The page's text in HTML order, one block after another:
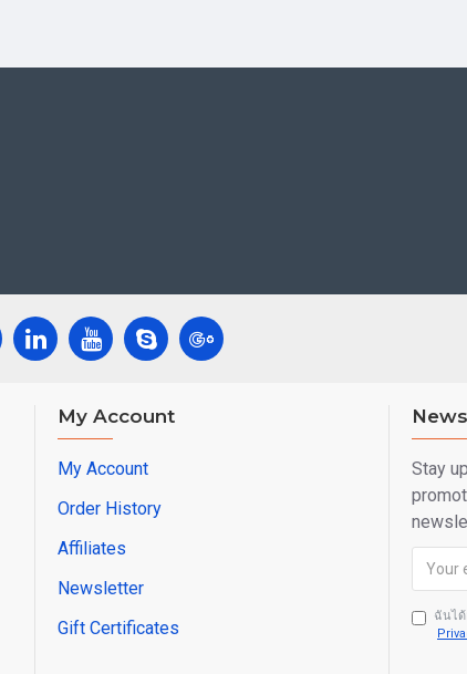
My Account
My Account
Order History
Affiliates
Newsletter
Gift Certificates
Stay
ฉันได้